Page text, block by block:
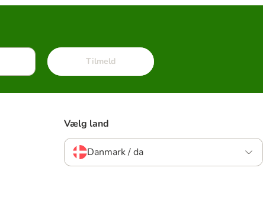
Tilmeld
Vælg land
Danmark / da